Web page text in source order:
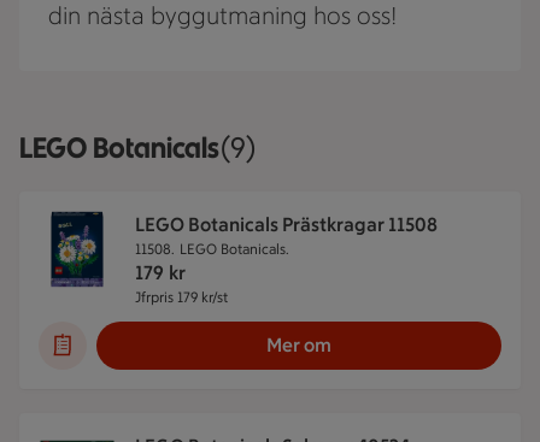
din nästa byggutmaning hos oss!
LEGO BotanicalsVisar 9 stycken
(9)
LEGO Botanicals Prästkragar 11508
11508. LEGO Botanicals.
179 kr
Jfrpris 179 kr/st
Mer om